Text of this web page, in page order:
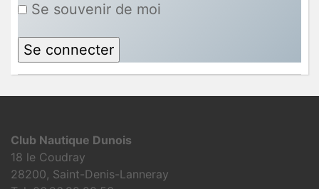
Se souvenir de moi
Club Nautique Dunois
18 le Coudray
28200, Saint-Denis-Lanneray